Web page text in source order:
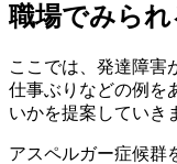
職場でみら
ここでは、発達障害
仕事ぶりなどの例を
いかを提案していき
アスペルガー症候群